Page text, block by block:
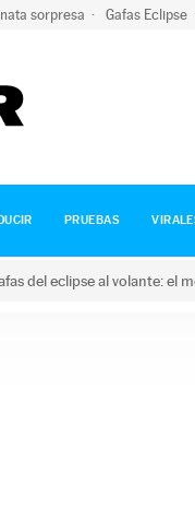
sorpresa Gafas Eclipse
PRUEBAS
del eclipse al volante: